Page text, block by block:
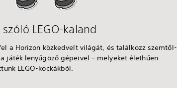
szóló LEGO-kaland
a Horizon közkedvelt világát, és találkozz szemtől-
játék lenyűgöző gépeivel – melyeket élethűen
LEGO-kockákból.